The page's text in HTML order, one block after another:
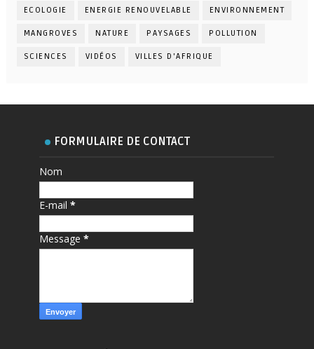
ECOLOGIE ENERGIE RENOUVELABLE ENVIRONNEMENT
MANGROVES NATURE PAYSAGES POLLUTION
SCIENCES VIDÉOS VILLES D'AFRIQUE
FORMULAIRE DE CONTACT
Nom
E-mail*
Message*